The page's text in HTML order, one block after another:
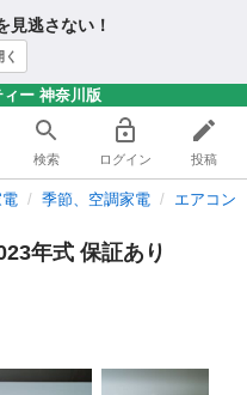
見逃さない！
く
ー 神奈川版
検索 ログイン 投稿
季節、空調家電 エアコン
年式 保証あり